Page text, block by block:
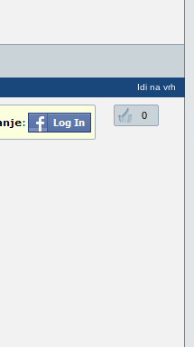
Idi na vrh
0